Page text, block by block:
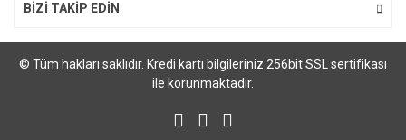
BİZİ TAKİP EDİN
© Tüm hakları saklıdır. Kredi kartı bilgileriniz 256bit SSL sertifikası
ile korunmaktadır.